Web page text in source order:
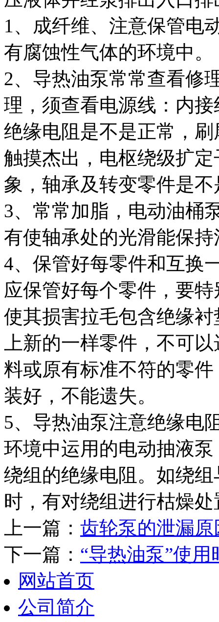
1、成纤维、注意保管电
有腐蚀性气体的环境中。
2、导热油泵常常查看修
理，须查看电源线：内
绝缘电阻是不是正常，
触摸杰出，电枢绕级扩
象，轴承及转变零件是
3、常常加脂，电动油桶
有使轴承处的光滑能保
4、保管好每零件和互换
应保管好每个零件，要
使其损害拉毛包含绝缘
上新的一样零件，不可
料或原有标准不符的零
装好，不能遗失。
5、导热油泵注意绝缘电
环境中运用的电动抽液
绕组的绝缘电阻。如绕
时，有对绕组进行枯燥处
上一篇： 齿轮泵的泄漏
下一篇： “导热油泵”使
网站首页
公司简介